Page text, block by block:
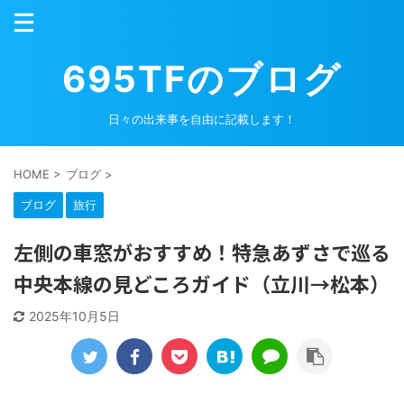
695TFのブログ
日々の出来事を自由に記載します！
HOME > ブログ >
ブログ 旅行
左側の車窓がおすすめ！特急あずさで巡る
中央本線の見どころガイド（立川→松本）
2025年10月5日